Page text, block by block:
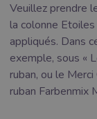
Veuillez prendre
la colonne
appliqués. Dans
exemple, sous «
ruban, ou le
ruban Farbenmix